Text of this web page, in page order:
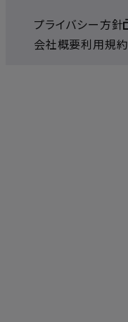
プライバシー方針
会社概要利用規約